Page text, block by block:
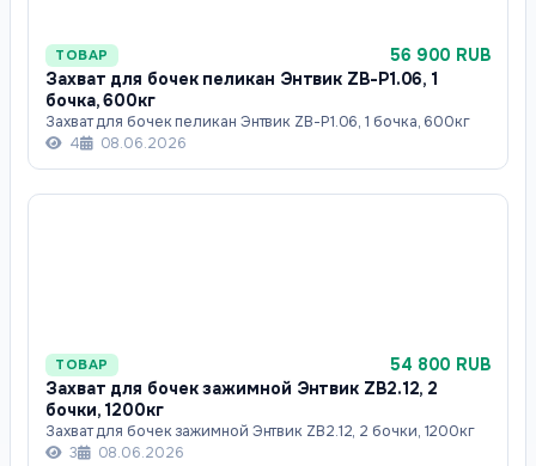
ТОВАР
56 900 RUB
Захват для бочек пеликан Энтвик ZB-P1.06, 1
бочка, 600кг
Захват для бочек пеликан Энтвик ZB-P1.06, 1 бочка, 600кг
4
08.06.2026
ТОВАР
54 800 RUB
Захват для бочек зажимной Энтвик ZB2.12, 2
бочки, 1200кг
Захват для бочек зажимной Энтвик ZB2.12, 2 бочки, 1200кг
3
08.06.2026